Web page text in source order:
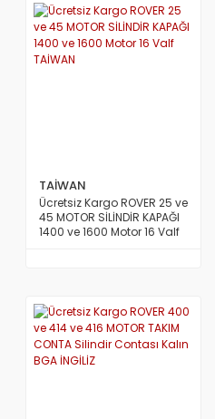
TAİWAN
Ücretsiz Kargo ROVER 25 ve
45 MOTOR SİLİNDİR KAPAĞI
1400 ve 1600 Motor 16 Valf